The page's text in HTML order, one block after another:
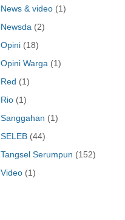
News & video (1)
Newsda (2)
Opini (18)
Opini Warga (1)
Red (1)
Rio (1)
Sanggahan (1)
SELEB (44)
Tangsel Serumpun (152)
Video (1)